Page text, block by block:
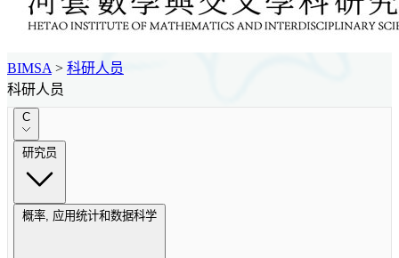
BIMSA > 科研人员
科研人员
C
研究员
概率, 应用统计和数据科学